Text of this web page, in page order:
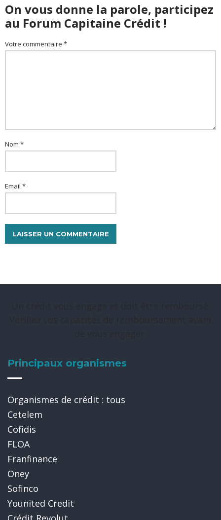
On vous donne la parole, participez
au Forum Capitaine Crédit !
Votre commentaire *
Nom *
Email *
Principaux organismes
Organismes de crédit : tous
Cetelem
Cofidis
FLOA
Franfinance
Oney
Sofinco
Younited Credit